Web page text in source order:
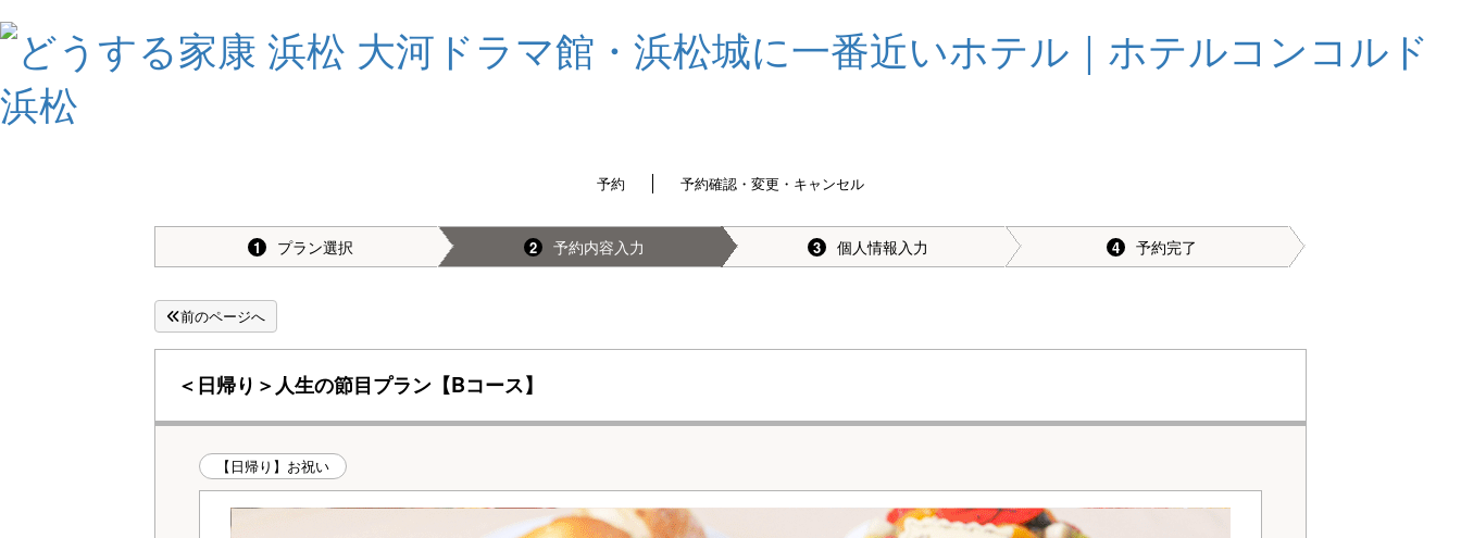
予約 予約確認・変更・キャンセル
1 プラン選択 2 予約内容入力 3 個人情報入力 4 予約完了
前のページへ
＜日帰り＞人生の節目プラン【Bコース】
【日帰り】お祝い